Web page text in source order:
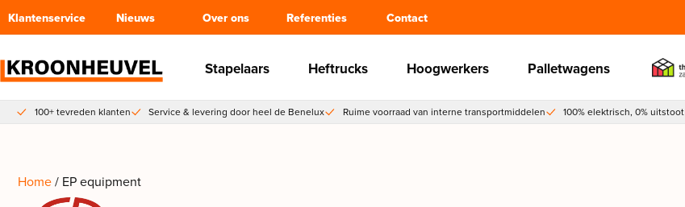
Klantenservice Nieuws Over ons Referenties Contact
Stapelaars Heftrucks Hoogwerkers Palletwagens
100+ tevreden klanten Service & levering door heel de Benelux Ruime voorraad van interne transportmiddelen 100% elektrisch, 0% uitstoot
Home/ EP equipment